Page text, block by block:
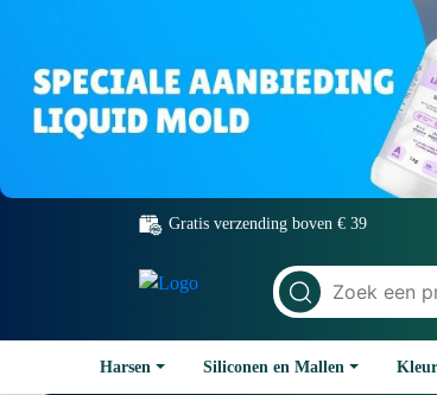
Gratis verzending boven € 39
Harsen Siliconen en Mallen